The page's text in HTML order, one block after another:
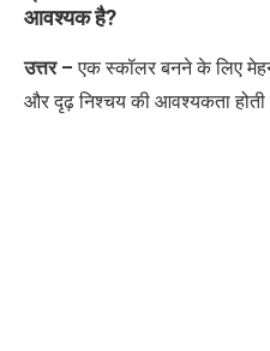
आवश्यक है?
उत्तर –एक स्कॉलर बनने के लिए
और दृढ़ निश्चय की आवश्यकता होती